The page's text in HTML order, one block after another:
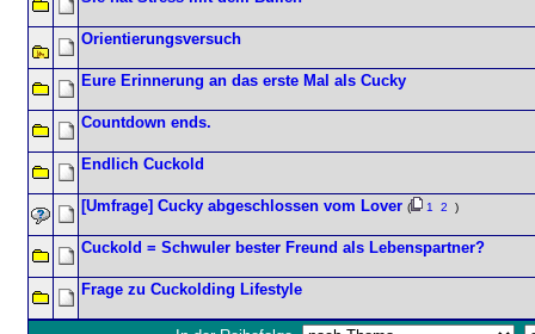
Orientierungsversuch
Eure Erinnerung an das erste Mal als Cucky
Countdown ends.
Endlich Cuckold
[Umfrage] Cucky abgeschlossen vom Lover ( 1 2 )
Cuckold = Schwuler bester Freund als Lebenspartner?
Frage zu Cuckolding Lifestyle